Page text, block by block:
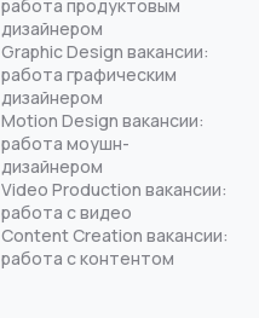
работа продуктовым
дизайнером
Graphic Design вакансии:
работа графическим
дизайнером
Motion Design вакансии:
работа моушн-
дизайнером
Video Production вакансии:
работа с видео
Content Creation вакансии:
работа с контентом